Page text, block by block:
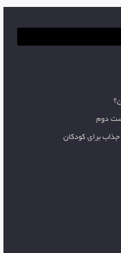
دوم
جذاب برای کودکان